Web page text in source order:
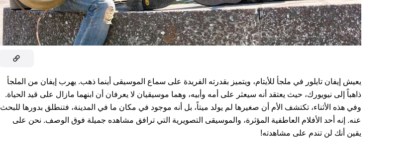
يعيش إيفان تايلور في ملجأ للأيتام، ويتميز بقدرته الفريدة على سماع الموسيقى أينما ذهب. يهرب إيفان من الملجأ
ذاهباً إلى نيويورك، حيث يعتقد أنه سيعثر على أمه وأبيه، وهما موسيقيان لا يعرفان أن ابنهما مازال على قيد الحياة.
وفي هذه الأثناء، تكتشف الأم أن صغيرها لم يولد ميتاً، بل أنه موجود في مكان ما في المدينة، فتنطلق بدورها للبحث
عنه. إنه أحد الأفلام العاطفية المؤثرة، والموسيقى التصويرية التي ترافق مشاهده جميلة فوق الوصف. نحن على
يقين أنك لن تندم على مشاهدته!